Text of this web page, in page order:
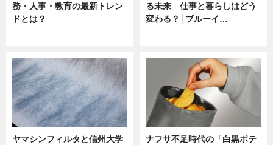
務・人事・教育の最新トレン
ドとは？
る未来 仕事と暮らしはどう
変わる？│ブルーイ…
ヤマシンフィルタと信州大学 ナフサ不足時代の「白黒ポテ